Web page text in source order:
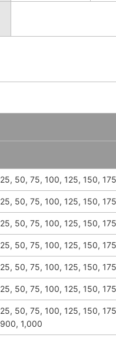
25, 50, 75, 100, 125, 150,
25, 50, 75, 100, 125, 150,
25, 50, 75, 100, 125, 150,
25, 50, 75, 100, 125, 150,
25, 50, 75, 100, 125, 150,
25, 50, 75, 100, 125, 150,
25, 50, 75, 100, 125, 150,
900, 1,000